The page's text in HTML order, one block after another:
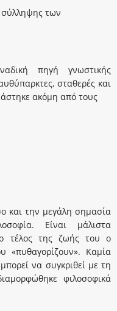
σύλληψης των
πηγή γνωστικής
σταθερές και
ακόμη από τους
και την μεγάλη σημασία
Είναι μάλιστα
τέλος της ζωής του ο
«πυθαγορίζουν». Καμία
να συγκριθεί με τη
φιλοσοφικά